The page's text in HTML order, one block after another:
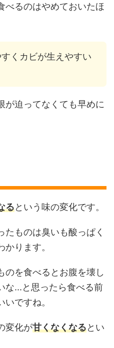
べるのはやめておいたほ
くカビが生えやすい
が迫ってなくても早めに
るという味の変化です。
たものは臭いも酸っぱく
ります。
のを食べるとお腹を壊し
な...と思ったら食べる前
ですね。
変化が甘くなくなるとい